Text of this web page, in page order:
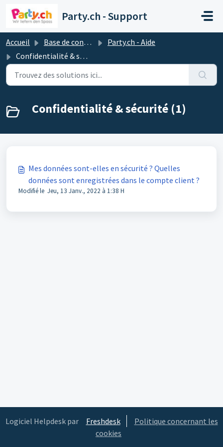
Party.ch - Support
Accueil Base de connaissances
Party.ch - Aide
Confidentialité & sécurité
Confidentialité & sécurité (1)
Mes données sont-elles en sécurité ? Quelles
données sont enregistrées dans le compte client ?
Modifié le Jeu, 13 Janv., 2022 à 1:38 H
Logiciel Helpdesk par Freshdesk
Politique concernant les
cookies